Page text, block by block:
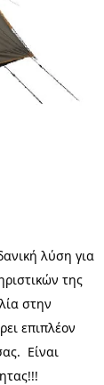
λύση για
της
στην
επιπλέον
Είναι